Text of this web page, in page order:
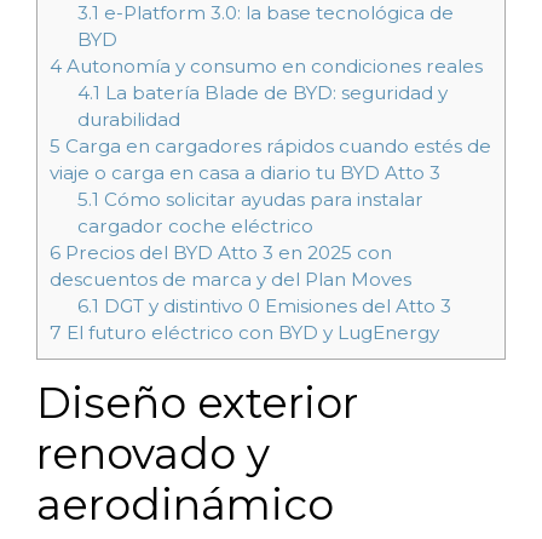
3.1 e-Platform 3.0: la base tecnológica de
BYD
4 Autonomía y consumo en condiciones reales
4.1 La batería Blade de BYD: seguridad y
durabilidad
5 Carga en cargadores rápidos cuando estés de
viaje o carga en casa a diario tu BYD Atto 3
5.1 Cómo solicitar ayudas para instalar
cargador coche eléctrico
6 Precios del BYD Atto 3 en 2025 con
descuentos de marca y del Plan Moves
6.1 DGT y distintivo 0 Emisiones del Atto 3
7 El futuro eléctrico con BYD y LugEnergy
Diseño exterior
renovado y
aerodinámico